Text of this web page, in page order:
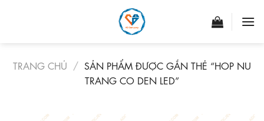
TRANG CHỦ / SẢN PHẨM ĐƯỢC GẮN THẺ “HOP NU
TRANG CO DEN LED”